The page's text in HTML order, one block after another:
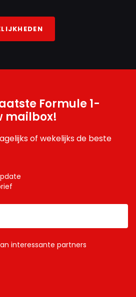
Formule 1-
mailbox!
of wekelijks de beste
interessante partners